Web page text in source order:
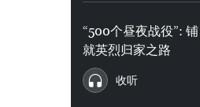
“500个昼夜战役”: 铺
就英烈归家之路
收听